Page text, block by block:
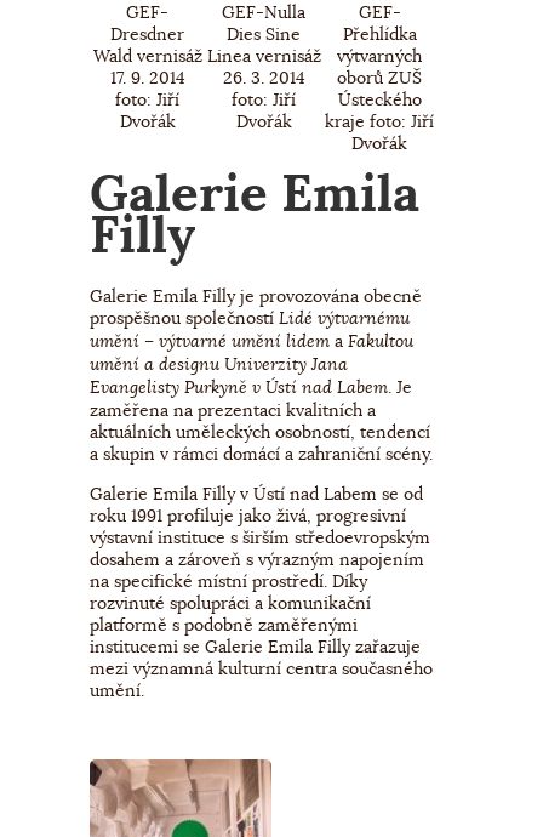
GEF-
Dresdner
Wald vernisáž
17. 9. 2014
foto: Jiří
Dvořák
GEF-Nulla
Dies Sine
Linea vernisáž
26. 3. 2014
foto: Jiří
Dvořák
GEF-
Přehlídka
výtvarných
oborů ZUŠ
Ústeckého
kraje foto: Jiří
Dvořák
Galerie Emila
Filly
Galerie Emila Filly je provozována obecně
prospěšnou společností Lidé výtvarnému
umění – výtvarné umění lidem a Fakultou
umění a designu Univerzity Jana
Evangelisty Purkyně v Ústí nad Labem. Je
zaměřena na prezentaci kvalitních a
aktuálních uměleckých osobností, tendencí
a skupin v rámci domácí a zahraniční scény.
Galerie Emila Filly v Ústí nad Labem se od
roku 1991 profiluje jako živá, progresivní
výstavní instituce s širším středoevropským
dosahem a zároveň s výrazným napojením
na specifické místní prostředí. Díky
rozvinuté spolupráci a komunikační
platformě s podobně zaměřenými
institucemi se Galerie Emila Filly zařazuje
mezi významná kulturní centra současného
umění.